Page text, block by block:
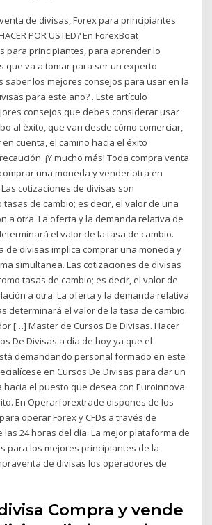
de divisas, Forex para principiantes
POR USTED? En ForexBoat
para principiantes, para aprender lo
que va a tomar para ser un experto
saber los mejores consejos para usar en la
para este año? . Este artículo
consejos que debes considerar usar
al éxito, que van desde cómo comerciar,
cuenta, el camino hacia el éxito
¡Y mucho más! Toda compra venta
una moneda y vender otra en
cotizaciones de divisas son
de cambio; es decir, el valor de una
a otra. La oferta y la demanda relativa de
el valor de la tasa de cambio.
de divisas implica comprar una moneda y
simultanea. Las cotizaciones de divisas
tasas de cambio; es decir, el valor de
a otra. La oferta y la demanda relativa
determinará el valor de la tasa de cambio.
[…] Master de Cursos De Divisas. Hacer
De Divisas a día de hoy ya que el
demandando personal formado en este
en Cursos De Divisas para dar un
hacia el puesto que desea con Euroinnova.
En Operarforextrade dispones de los
operar Forex y CFDs a través de
24 horas del día. La mejor plataforma de
para los mejores principiantes de la
de divisas los operadores de
Compra y vende